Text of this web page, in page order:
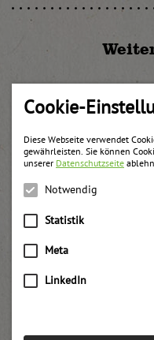
Cookie-
Diese Webseite verwendet
gewährleisten. Sie können
unserer Datenschutzseite
Notwendig
Statistik
Meta
LinkedIn